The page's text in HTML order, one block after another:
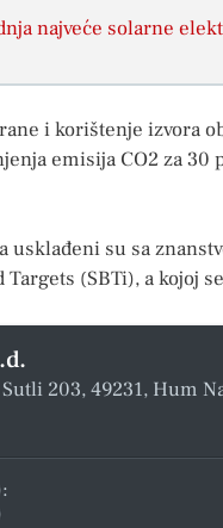
najveće solarne
i korištenje izvora
emisija CO2 za
usklađeni su sa
Targets (SBTi), a kojoj
203, 49231, Hum